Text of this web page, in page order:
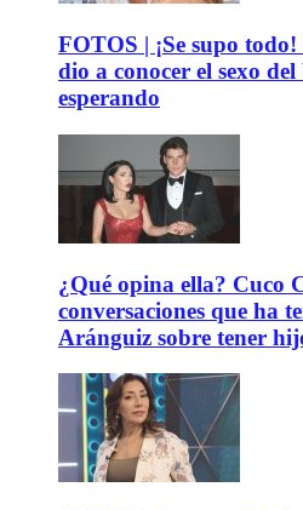
FOTOS | ¡Se supo
dio a conocer el sexo del
esperando
¿Qué opina ella? Cuco
conversaciones que ha
Aránguiz sobre tener